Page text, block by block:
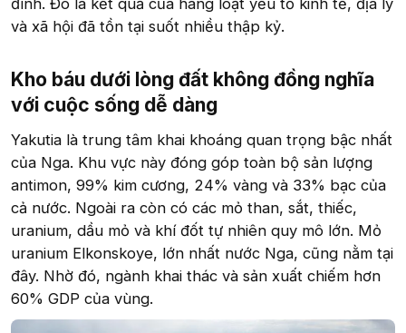
đình. Đó là kết quả của hàng loạt yếu tố kinh tế, địa lý
và xã hội đã tồn tại suốt nhiều thập kỷ.
Kho báu dưới lòng đất không đồng nghĩa
với cuộc sống dễ dàng
Yakutia là trung tâm khai khoáng quan trọng bậc nhất
của Nga. Khu vực này đóng góp toàn bộ sản lượng
antimon, 99% kim cương, 24% vàng và 33% bạc của
cả nước. Ngoài ra còn có các mỏ than, sắt, thiếc,
uranium, dầu mỏ và khí đốt tự nhiên quy mô lớn. Mỏ
uranium Elkonskoye, lớn nhất nước Nga, cũng nằm tại
đây. Nhờ đó, ngành khai thác và sản xuất chiếm hơn
60% GDP của vùng.